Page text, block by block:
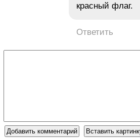
красный флаг.
Ответить